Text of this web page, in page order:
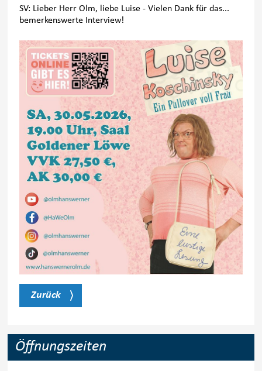
SV: Lieber Herr Olm, liebe Luise - Vielen Dank für das...
bemerkenswerte Interview!
Zurück
Öffnungszeiten